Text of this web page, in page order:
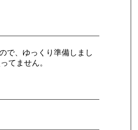
で、ゆっくり準備しまし
てません。